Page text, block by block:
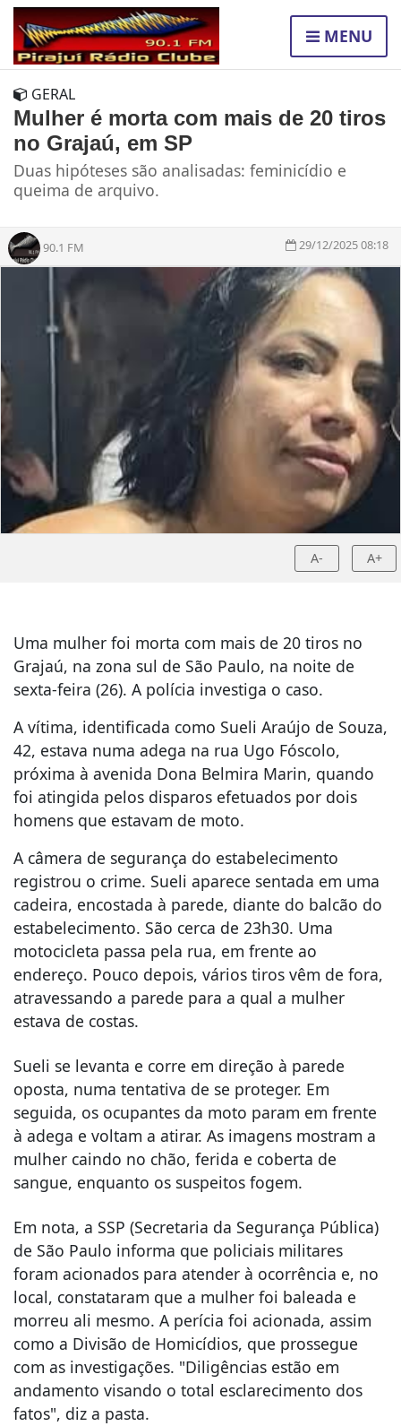
MENU
GERAL
Mulher é morta com mais de 20 tiros
no Grajaú, em SP
Duas hipóteses são analisadas: feminicídio e
queima de arquivo.
90.1 FM 29/12/2025 08:18
A- A+
Uma mulher foi morta com mais de 20 tiros no
Grajaú, na zona sul de São Paulo, na noite de
sexta-feira (26). A polícia investiga o caso.
A vítima, identificada como Sueli Araújo de Souza,
42, estava numa adega na rua Ugo Fóscolo,
próxima à avenida Dona Belmira Marin, quando
foi atingida pelos disparos efetuados por dois
homens que estavam de moto.
A câmera de segurança do estabelecimento
registrou o crime. Sueli aparece sentada em uma
cadeira, encostada à parede, diante do balcão do
estabelecimento. São cerca de 23h30. Uma
motocicleta passa pela rua, em frente ao
endereço. Pouco depois, vários tiros vêm de fora,
atravessando a parede para a qual a mulher
estava de costas.
Sueli se levanta e corre em direção à parede
oposta, numa tentativa de se proteger. Em
seguida, os ocupantes da moto param em frente
à adega e voltam a atirar. As imagens mostram a
mulher caindo no chão, ferida e coberta de
sangue, enquanto os suspeitos fogem.
Em nota, a SSP (Secretaria da Segurança Pública)
de São Paulo informa que policiais militares
foram acionados para atender à ocorrência e, no
local, constataram que a mulher foi baleada e
morreu ali mesmo. A perícia foi acionada, assim
como a Divisão de Homicídios, que prossegue
com as investigações. "Diligências estão em
andamento visando o total esclarecimento dos
fatos", diz a pasta.